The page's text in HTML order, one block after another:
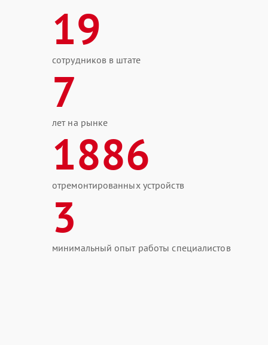
19
сотрудников в штате
7
лет на рынке
1886
отремонтированных устройств
3
минимальный опыт работы специалистов